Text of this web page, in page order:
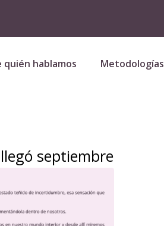
quién hablamos Metodologías
septiembre